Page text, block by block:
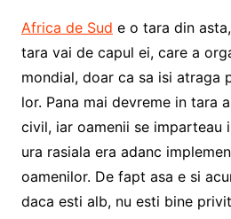
Africa de Sud e o tara din
tara vai de capul ei, care a
mondial, doar ca sa isi atraga
lor. Pana mai devreme in tara
civil, iar oamenii se imparteau
ura rasiala era adanc
oamenilor. De fapt asa e si
daca esti alb, nu esti bine